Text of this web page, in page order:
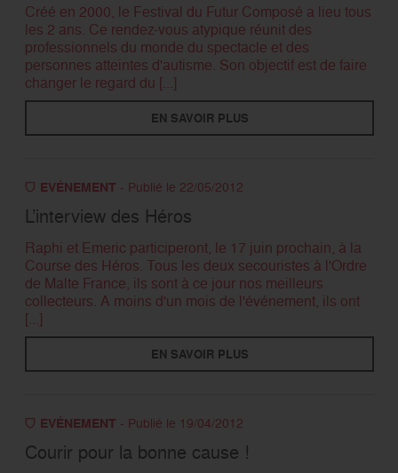
Créé en 2000, le Festival du Futur Composé a lieu tous
les 2 ans. Ce rendez-vous atypique réunit des
professionnels du monde du spectacle et des
personnes atteintes d'autisme. Son objectif est de faire
changer le regard du [...]
EN SAVOIR PLUS
EVÉNEMENT - Publié le 22/05/2012
L’interview des Héros
Raphi et Emeric participeront, le 17 juin prochain, à la
Course des Héros. Tous les deux secouristes à l'Ordre
de Malte France, ils sont à ce jour nos meilleurs
collecteurs. A moins d'un mois de l'événement, ils ont
[...]
EN SAVOIR PLUS
EVÉNEMENT - Publié le 19/04/2012
Courir pour la bonne cause !